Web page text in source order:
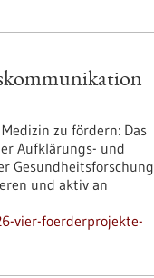
zu fördern: Das
Aufklärungs- und
Gesundheitsforschung
und aktiv an
vier-foerderprojekte-